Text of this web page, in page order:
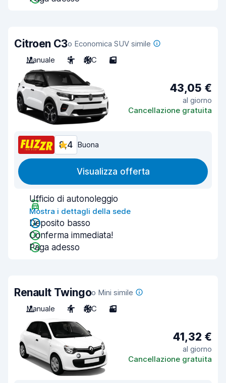
Citroen C3o Economica SUV simile
Manuale
5 A/C 5
43,05 €
al giorno
Cancellazione gratuita
8,4 Buona
Visualizza offerta
Ufficio di autonoleggio
Mostra i dettagli della sede
Deposito basso
Conferma immediata!
Paga adesso
Renault Twingoo Mini simile
Manuale
4 A/C 3
41,32 €
al giorno
Cancellazione gratuita